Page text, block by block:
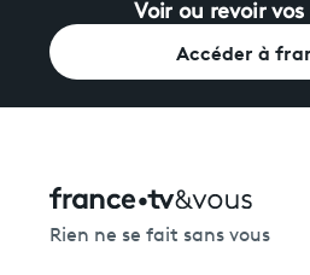
Voir ou revoir vos
Accéder à
Rien ne se fait sans vous